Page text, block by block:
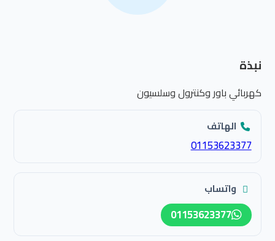
نبذة
كهربائي باور وكنترول وسلسيون
الهاتف
01153623377
واتساب
01153623377